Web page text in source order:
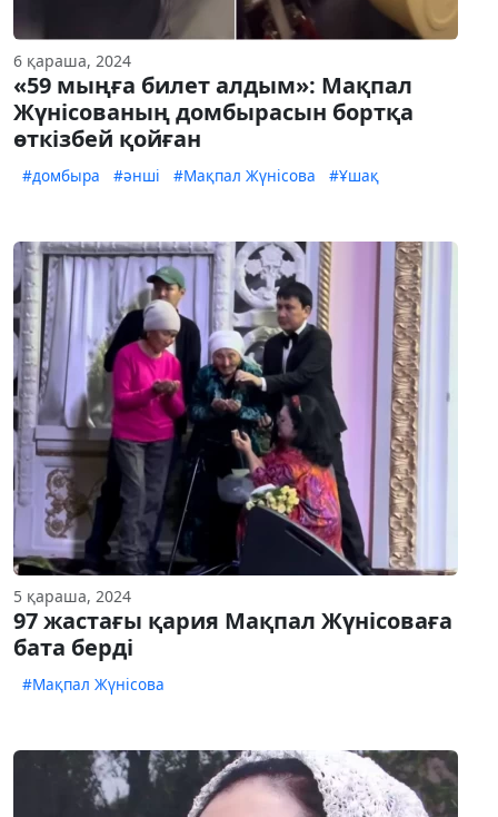
6 қараша, 2024
«59 мыңға билет алдым»: Мақпал
Жүнісованың домбырасын бортқа
өткізбей қойған
#домбыра #әнші #Мақпал Жүнісова #Ұшақ
5 қараша, 2024
97 жастағы қария Мақпал Жүнісоваға
бата берді
#Мақпал Жүнісова